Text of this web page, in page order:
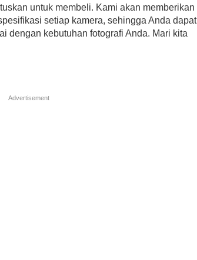
untuk membeli. Kami akan memberikan
setiap kamera, sehingga Anda dapat
dengan kebutuhan fotografi Anda. Mari kita
Advertisement